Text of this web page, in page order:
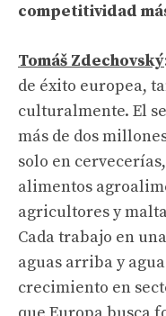
competitividad
Tomáš Zdechovský
de éxito europea,
culturalmente. El
más de dos
solo en
alimentos
agricultores y
Cada trabajo en
aguas arriba y
crecimiento en